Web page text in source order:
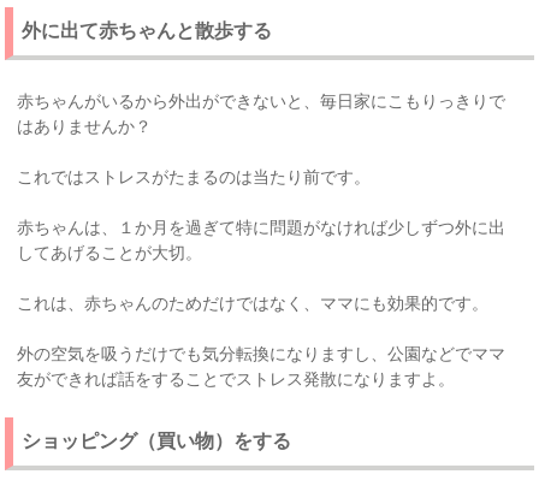
外に出て赤ちゃんと散歩する
赤ちゃんがいるから外出ができないと、毎日家にこもりっきりで
はありませんか？
これではストレスがたまるのは当たり前です。
赤ちゃんは、１か月を過ぎて特に問題がなければ少しずつ外に出
してあげることが大切。
これは、赤ちゃんのためだけではなく、ママにも効果的です。
外の空気を吸うだけでも気分転換になりますし、公園などでママ
友ができれば話をすることでストレス発散になりますよ。
ショッピング（買い物）をする